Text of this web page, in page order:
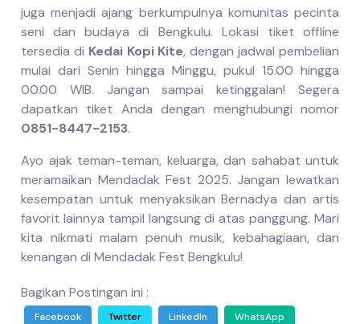
juga menjadi ajang berkumpulnya komunitas pecinta
seni dan budaya di Bengkulu. Lokasi tiket offline
tersedia di Kedai Kopi Kite, dengan jadwal pembelian
mulai dari Senin hingga Minggu, pukul 15.00 hingga
00.00 WIB. Jangan sampai ketinggalan! Segera
dapatkan tiket Anda dengan menghubungi nomor
0851-8447-2153.
Ayo ajak teman-teman, keluarga, dan sahabat untuk
meramaikan Mendadak Fest 2025. Jangan lewatkan
kesempatan untuk menyaksikan Bernadya dan artis
favorit lainnya tampil langsung di atas panggung. Mari
kita nikmati malam penuh musik, kebahagiaan, dan
kenangan di Mendadak Fest Bengkulu!
Bagikan Postingan ini :
Facebook Twitter LinkedIn WhatsApp